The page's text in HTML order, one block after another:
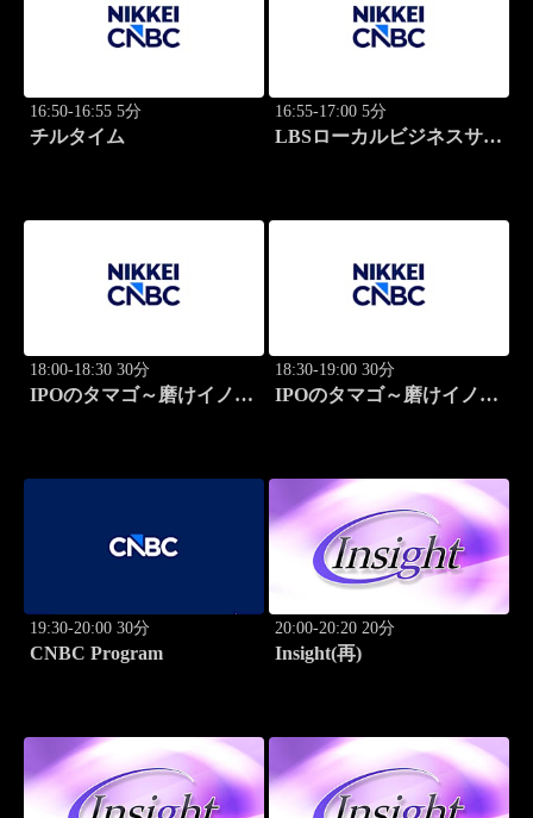
16:50-16:55 5分
チルタイム
16:55-17:00 5分
LBSローカルビジネスサテ
18:00-18:30 30分
IPOのタマゴ～磨けイノベ
18:30-19:00 30分
IPOのタマゴ～磨けイノベ
19:30-20:00 30分
CNBC Program
20:00-20:20 20分
Insight(再)